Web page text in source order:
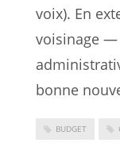
voix). En
voisinage —
bonne
BUDGET